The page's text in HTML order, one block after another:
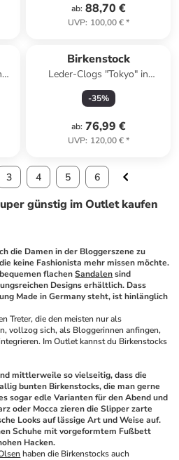
ab: 88,70 €
UVP: 100,00 €*
Birkenstock
Leder-Clogs "Tokyo" in
Dunkelblau
-35%
ab: 76,99 €
UVP: 120,00 €*
3 4 5 6
günstig im Outlet kaufen
die Damen in der Bloggerszene zu
keine Fashionista mehr missen möchte.
flachen Sandalen sind
Designs erhältlich. Dass
Made in Germany steht, ist hinlänglich
vollzog sich, als Bloggerinnen anfingen,
Im Outlet kannst du Birkenstocks
mittlerweile so vielseitig, dass die
bunten Birkenstocks, die man gerne
sogar edle Varianten für den Abend und
oder Mocca zieren die Slipper zarte
Looks auf lässige Art und Weise auf.
Schuhe mit vorgeformtem Fußbett
Hacken.
haben die Birkenstocks auch